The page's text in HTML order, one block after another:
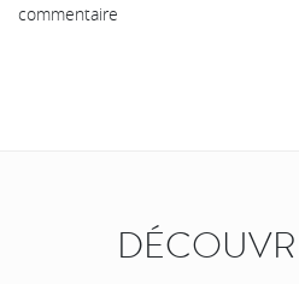
commentaire